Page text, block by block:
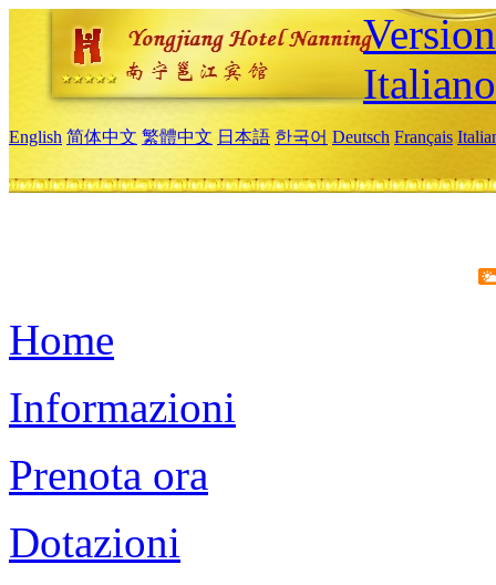
Italiano
English 简体中文 繁體中文 日本語 한국어 Deutsch Français
Home
Informazioni
Prenota ora
Dotazioni